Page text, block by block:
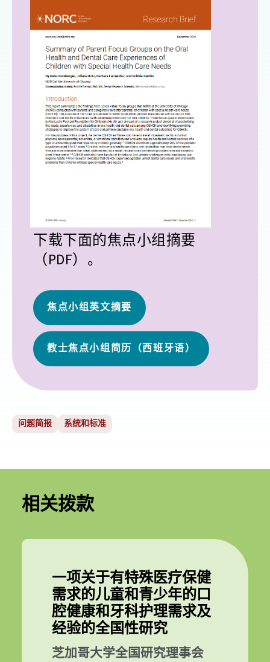
下载下面的焦点小组摘要
（PDF）。
焦点小组英文摘要
教士焦点小组简历（西班牙语）
问题简报 系统和标准
相关拨款
一项关于有特殊医疗保健
需求的儿童和青少年的口
腔健康和牙科护理需求及
经验的全国性研究
芝加哥大学全国研究理事会